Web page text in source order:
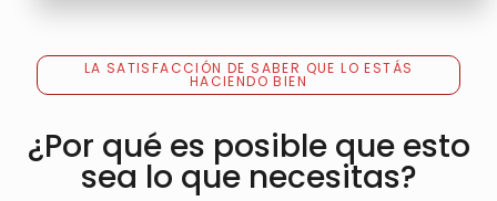
LA SATISFACCIÓN DE SABER QUE LO ESTÁS
HACIENDO BIEN
¿Por qué es posible que esto
sea lo que necesitas?